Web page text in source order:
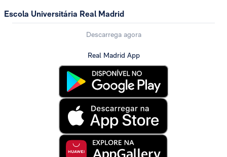
Escola Universitária Real Madrid
Descarrega agora
Real Madrid App